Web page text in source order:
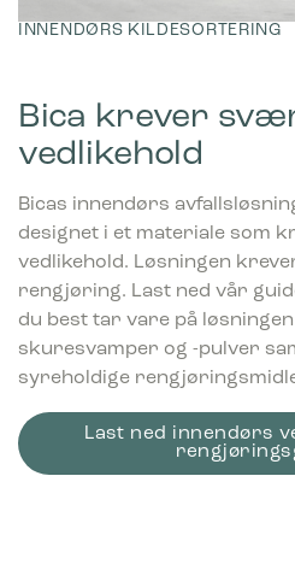
INNENDØRS KILDESORTERING
Bica krever
vedlikehold
Bicas innendørs
designet i et materiale som
vedlikehold. Løsningen
rengjøring. Last ned vår
du best tar vare på
skuresvamper og -pulver
syreholdige
Last ned innendørs